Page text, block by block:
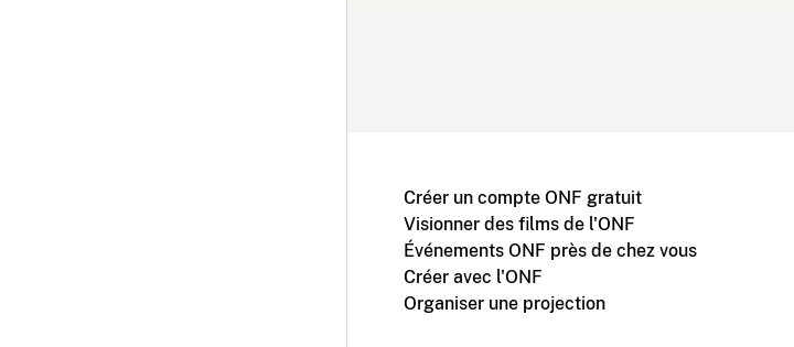
Créer un compte ONF gratuit
Visionner des films de l'ONF
Événements ONF près de chez vous
Créer avec l'ONF
Organiser une projection